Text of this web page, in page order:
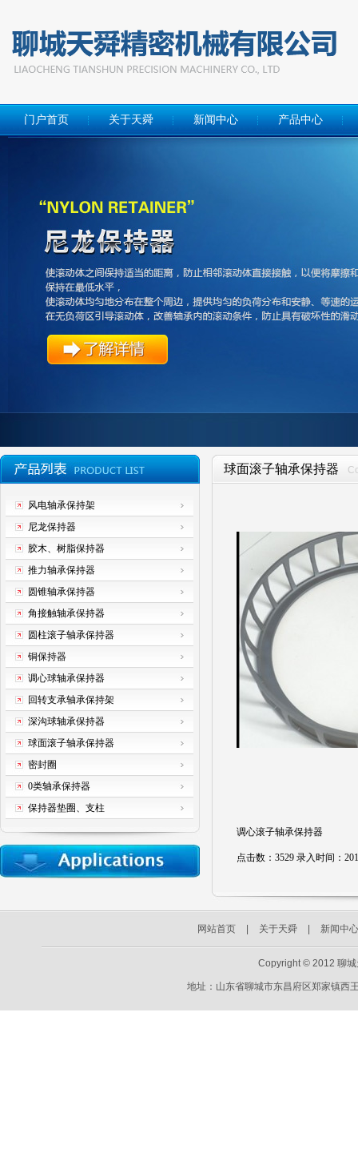
门户首页 关于天舜 新闻中心 产品中心
球面滚子轴承保持器
调心滚子轴承保持器
点击数：3529 录入时间：
风电轴承保持架
尼龙保持器
胶木、树脂保持器
推力轴承保持器
圆锥轴承保持器
角接触轴承保持器
圆柱滚子轴承保持器
铜保持器
调心球轴承保持器
回转支承轴承保持架
深沟球轴承保持器
球面滚子轴承保持器
密封圈
0类轴承保持器
保持器垫圈、支柱
网站首页 关于天舜 新闻中
Copyright © 2012 聊
地址：山东省聊城市东昌府区郑家镇